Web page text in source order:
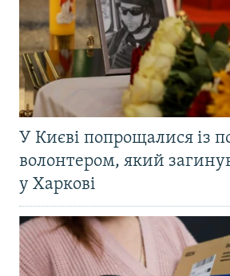
У Києві попрощалися із
волонтером, який
у Харкові